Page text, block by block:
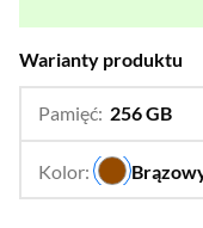
Warianty produktu
Pamięć: 256 GB
Kolor: